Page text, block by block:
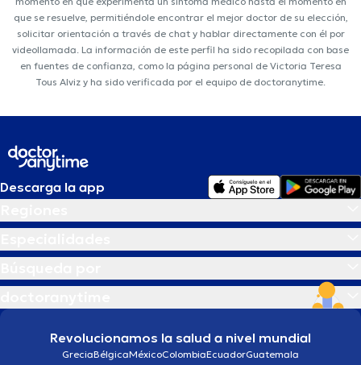
que se resuelve, permitiéndole encontrar el mejor doctor de su elección,
solicitar orientación a través de chat y hablar directamente con él por
videollamada. La información de este perfil ha sido recopilada con base
en fuentes de confianza, como la página personal de Victoria Teresa
Tous Alviz y ha sido verificada por el equipo de doctoranytime.
Descarga la app
Revolucionamos la salud a nivel mundial
GreciaBélgicaMéxicoColombiaEcuadorGuatemala